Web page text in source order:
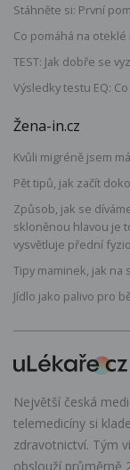
Stáhněte si: První
Co pomáhá na
TEST: Jak dobře se
Výsledky testu EQ:
Žena-in.cz
Kvůli migréně jsem
Pět tipů, jak začít
Způsob, jak se
skloněnou hlavou je
vysvětluje přední
Tipy maminek, jak na
Jídlo jako palivo pro
Největší česká
telemedicíny si
zdravotnictví. Tým
obslouží průměrně